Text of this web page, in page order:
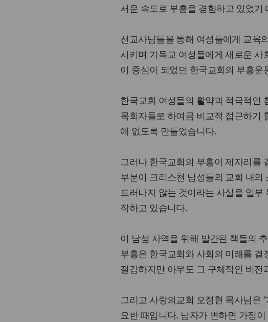
서운 속도로 부흥을 경험하고 있었기
선교사님들을 통해 여성들에게 교육
시키며 기독교 여성들에게 새로운 사
이 중심이 되었던 한국교회의 부흥
한국교회 여성들의 활약과 적극적인
목회자들로 하여금 비교적 접근하기
에 없도록 만들었습니다.
그러나 한국교회의 부흥이 제자리를
부분이 크리스천 남성들의 교회 내
드러나지 않는 것이라는 사실을 일
작하고 있습니다.
이 남성 사역을 위해 발간된 책들의
부흥은 한국교회와 사회의 미래를 결
절감하지만 아무도 그 구체적인 비
그리고 사랑의교회 오정현 목사님은
요한 때입니다. 남자가 변하면 가정